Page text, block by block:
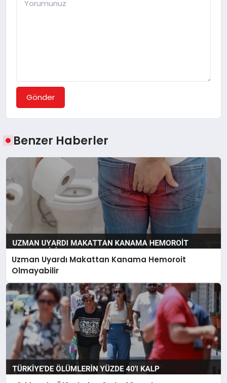
Gönder
Benzer Haberler
Uzman Uyardı Makattan Kanama Hemoroit
Olmayabilir